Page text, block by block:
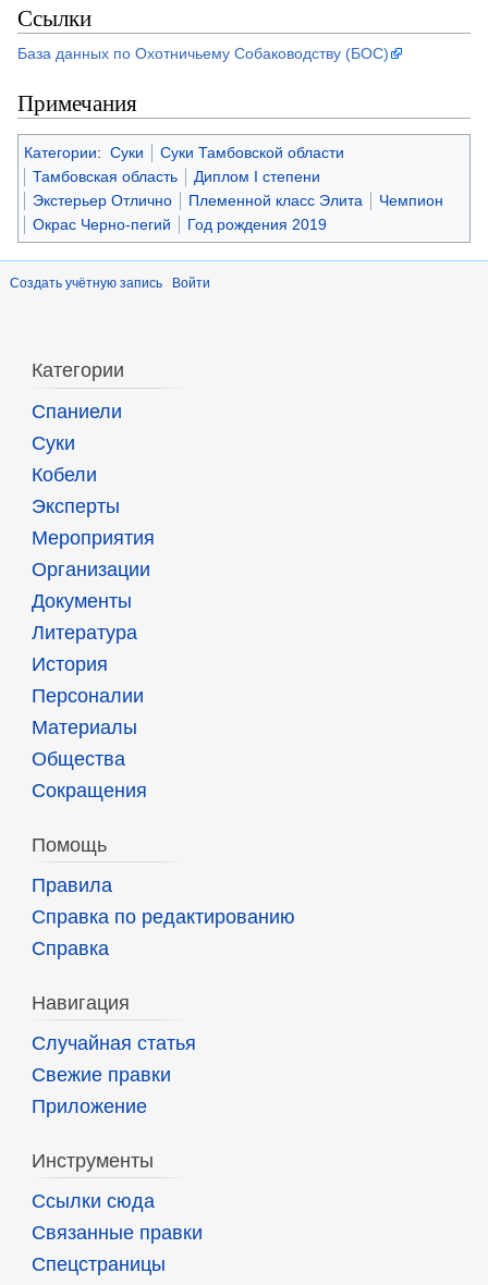
Ссылки
База данных по Охотничьему Собаководству (БОС)
Примечания
Категории: Суки
Суки Тамбовской области
Тамбовская область
Диплом I степени
Экстерьер Отлично
Племенной класс Элита
Чемпион
Окрас Черно-пегий
Год рождения 2019
Создать учётную запись Войти
Категории
Спаниели
Суки
Кобели
Эксперты
Мероприятия
Организации
Документы
Литература
История
Персоналии
Материалы
Общества
Сокращения
Помощь
Правила
Справка по редактированию
Справка
Навигация
Случайная статья
Свежие правки
Приложение
Инструменты
Ссылки сюда
Связанные правки
Спецстраницы